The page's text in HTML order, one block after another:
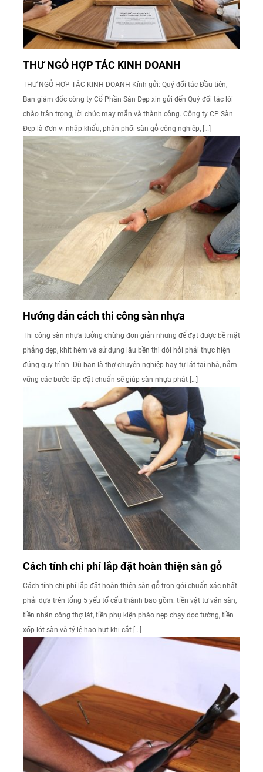
THƯ NGỎ HỢP TÁC KINH DOANH
THƯ NGỎ HỢP TÁC KINH DOANH Kính gửi: Quý đối tác Đầu tiên,
Ban giám đốc công ty Cổ Phần Sàn Đẹp xin gửi đến Quý đối tác lời
chào trân trọng, lời chúc may mắn và thành công. Công ty CP Sàn
Đẹp là đơn vị nhập khẩu, phân phối sàn gỗ công nghiệp, […]
Hướng dẫn cách thi công sàn nhựa
Thi công sàn nhựa tưởng chừng đơn giản nhưng để đạt được bề mặt
phẳng đẹp, khít hèm và sử dụng lâu bền thì đòi hỏi phải thực hiện
đúng quy trình. Dù bạn là thợ chuyên nghiệp hay tự lát tại nhà, nắm
vững các bước lắp đặt chuẩn sẽ giúp sàn nhựa phát […]
Cách tính chi phí lắp đặt hoàn thiện sàn gỗ
Cách tính chi phí lắp đặt hoàn thiện sàn gỗ trọn gói chuẩn xác nhất
phải dựa trên tổng 5 yếu tố cấu thành bao gồm: tiền vật tư ván sàn,
tiền nhân công thợ lát, tiền phụ kiện phào nẹp chạy dọc tường, tiền
xốp lót sàn và tỷ lệ hao hụt khi cắt […]